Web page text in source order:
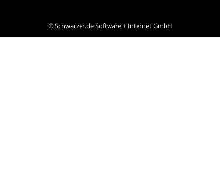
©Schwarzer.de Software + Internet GmbH